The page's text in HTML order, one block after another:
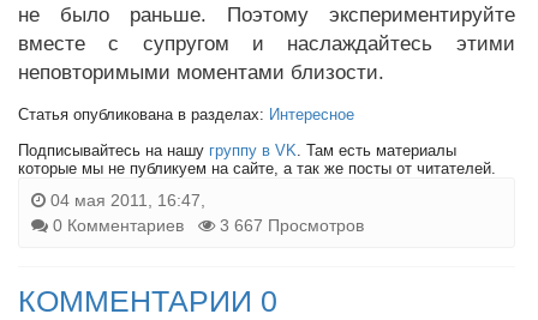
не было раньше. Поэтому экспериментируйте
вместе с супругом и наслаждайтесь этими
неповторимыми моментами близости.
Статья опубликована в разделах: Интересное
Подписывайтесь на нашу группу в VK . Там есть материалы
которые мы не публикуем на сайте, а так же посты от читателей.
04 мая 2011, 16:47,
0 Комментариев
3 667 Просмотров
КОММЕНТАРИИ 0